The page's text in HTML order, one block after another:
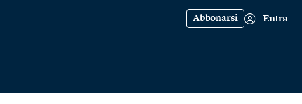
Abbonarsi Entra